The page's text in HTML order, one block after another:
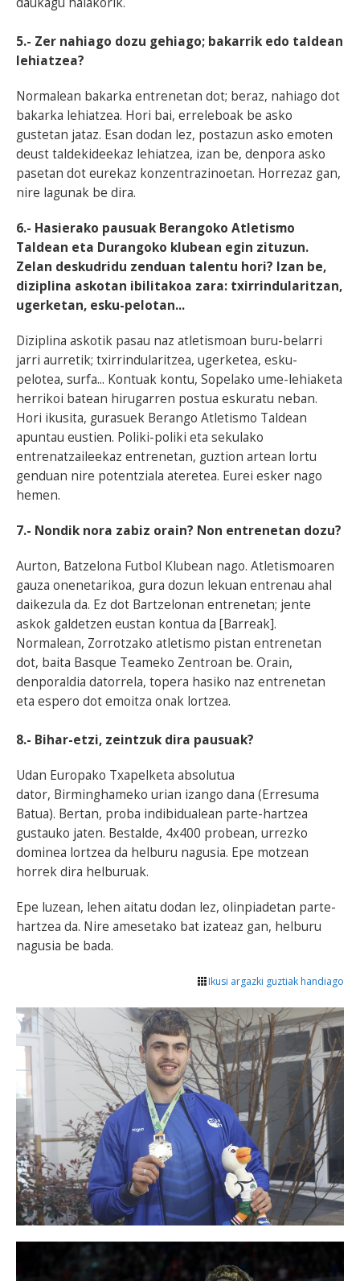
5.- Zer nahiago dozu gehiago; bakarrik edo taldean
lehiatzea?
Normalean bakarka entrenetan dot; beraz, nahiago dot
bakarka lehiatzea. Hori bai, erreleboak be asko
gustetan jataz. Esan dodan lez, postazun asko emoten
deust taldekideekaz lehiatzea, izan be, denpora asko
pasetan dot eurekaz konzentrazinoetan. Horrezaz gan,
nire lagunak be dira.
6.- Hasierako pausuak Berangoko Atletismo
Taldean eta Durangoko klubean egin zituzun.
Zelan deskudridu zenduan talentu hori? Izan be,
diziplina askotan ibilitakoa zara: txirrindularitzan,
ugerketan, esku-pelotan...
Diziplina askotik pasau naz atletismoan buru-belarri
jarri aurretik; txirrindularitzea, ugerketea, esku-
pelotea, surfa... Kontuak kontu, Sopelako ume-lehiaketa
herrikoi batean hirugarren postua eskuratu neban.
Hori ikusita, gurasuek Berango Atletismo Taldean
apuntau eustien. Poliki-poliki eta sekulako
entrenatzaileekaz entrenetan, guztion artean lortu
genduan nire potentziala ateretea. Eurei esker nago
hemen.
7.- Nondik nora zabiz orain? Non entrenetan dozu?
Aurton, Batzelona Futbol Klubean nago. Atletismoaren
gauza onenetarikoa, gura dozun lekuan entrenau ahal
daikezula da. Ez dot Bartzelonan entrenetan; jente
askok galdetzen eustan kontua da [Barreak].
Normalean, Zorrotzako atletismo pistan entrenetan
dot, baita Basque Teameko Zentroan be. Orain,
denporaldia datorrela, topera hasiko naz entrenetan
eta espero dot emoitza onak lortzea.
8.- Bihar-etzi, zeintzuk dira pausuak?
Udan Europako Txapelketa absolutua
dator, Birminghameko urian izango dana (Erresuma
Batua). Bertan, proba indibidualean parte-hartzea
gustauko jaten. Bestalde, 4x400 probean, urrezko
dominea lortzea da helburu nagusia. Epe motzean
horrek dira helburuak.
Epe luzean, lehen aitatu dodan lez, olinpiadetan parte-
hartzea da. Nire amesetako bat izateaz gan, helburu
nagusia be bada.
Ikusi argazki guztiak handiago